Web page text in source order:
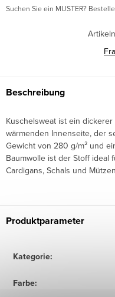
Suchen Sie ein MUSTER?
Beschreibung
Kuschelsweat ist ein
wärmenden Innenseite, der
Gewicht von 280 g/m² und
Baumwolle ist der Stoff ideal
Cardigans, Schals und
Produktparameter
Kategorie:
Farbe: